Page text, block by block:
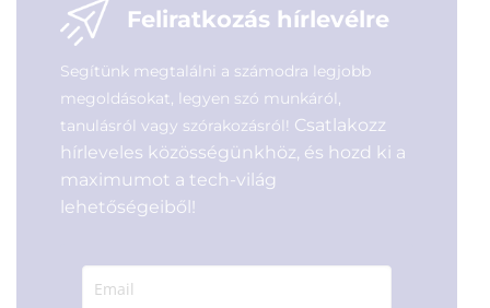
Feliratkozás hírlevélre
Segítünk megtalálni a számodra legjobb
megoldásokat, legyen szó munkáról,
tanulásról vagy szórakozásról! Csatlakozz
hírleveles közösségünkhöz, és hozd ki a
maximumot a tech-világ
lehetőségeiből!